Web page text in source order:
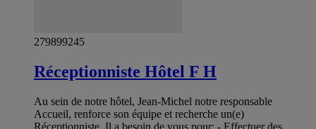
279899245
Réceptionniste Hôtel F H
Au sein de notre hôtel, Jean-Michel notre responsable
Accueil, renforce son équipe et recherche un(e)
Réceptionniste. Il a besoin de vous pour: - Effectuer des